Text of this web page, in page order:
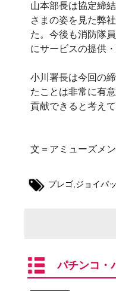
山本部長は協定締
さまの姿を見た弊
た。今後も消防隊
にサービスの提供
小川署長は今回の
たことは非常に有
貢献できると考え
文＝アミューズメ
プレゴ,ジョイパ
パチンコ・